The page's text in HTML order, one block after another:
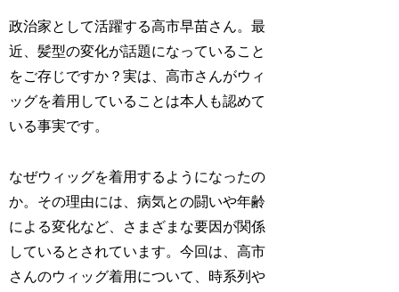
政治家として活躍する高市早苗さん。最
近、髪型の変化が話題になっていること
をご存じですか？実は、高市さんがウィ
ッグを着用していることは本人も認めて
いる事実です。
なぜウィッグを着用するようになったの
か。その理由には、病気との闘いや年齢
による変化など、さまざまな要因が関係
しているとされています。今回は、高市
さんのウィッグ着用について、時系列や